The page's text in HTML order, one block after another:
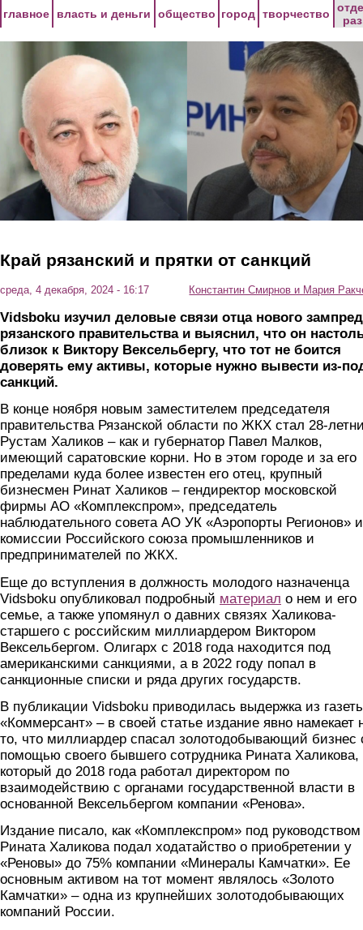
главное власть и деньги общество город творчество
Край рязанский и прятки от санкций
среда, 4 декабря, 2024 - 16:17 Константин Смирнов и Мария
Vidsboku изучил деловые связи отца нового
рязанского правительства и выяснил, что он
близок к Виктору Вексельбергу, что тот не боится
доверять ему активы, которые нужно вывести из-
санкций.
В конце ноября новым заместителем председателя
правительства Рязанской области по ЖКХ стал 28-
Рустам Халиков – как и губернатор Павел Малков,
имеющий саратовские корни. Но в этом городе и за его
пределами куда более известен его отец, крупный
бизнесмен Ринат Халиков – гендиректор московской
фирмы АО «Комплекспром», председатель
наблюдательного совета АО УК «Аэропорты Регионов» и
комиссии Российского союза промышленников и
предпринимателей по ЖКХ.
Еще до вступления в должность молодого назначенца
Vidsboku опубликовал подробный материал о нем и его
семье, а также упомянул о давних связях Халикова-
старшего с российским миллиардером Виктором
Вексельбергом. Олигарх с 2018 года находится под
американскими санкциями, а в 2022 году попал в
санкционные списки и ряда других государств.
В публикации Vidsboku приводилась выдержка из
«Коммерсант» – в своей статье издание явно намекает
то, что миллиардер спасал золотодобывающий бизнес
помощью своего бывшего сотрудника Рината Халикова,
который до 2018 года работал директором по
взаимодействию с органами государственной власти в
основанной Вексельбергом компании «Ренова».
Издание писало, как «Комплекспром» под руководством
Рината Халикова подал ходатайство о приобретении у
«Реновы» до 75% компании «Минералы Камчатки». Ее
основным активом на тот момент являлось «Золото
Камчатки» – одна из крупнейших золотодобывающих
компаний России.